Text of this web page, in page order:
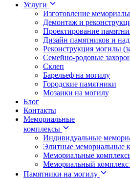
Услуги
Изготовление
Демонтаж и
Проектирование
Дизайн памятников и
Реконструкция могилы
Семейно-родовые
Склеп
Барельеф на могилу
Городские памятники
Мозаики на могилу
Блог
Контакты
Мемориальные
комплексы
Индивидуальные
Элитные мемориальные
Мемориальные
Мемориальный
Памятники на могилу